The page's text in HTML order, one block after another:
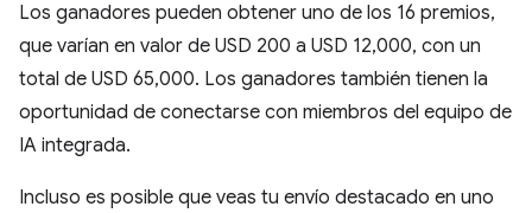
Los ganadores pueden obtener uno de los 16 premios,
que varían en valor de USD 200 a USD 12,000, con un
total de USD 65,000. Los ganadores también tienen la
oportunidad de conectarse con miembros del equipo de
IA integrada.
Incluso es posible que veas tu envío destacado en uno